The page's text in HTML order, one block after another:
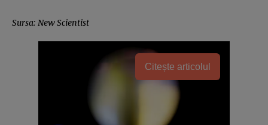
Sursa: New Scientist
Citește articolul